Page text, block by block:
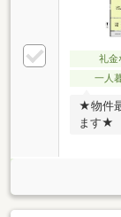
礼金
一人
★物件
ます★